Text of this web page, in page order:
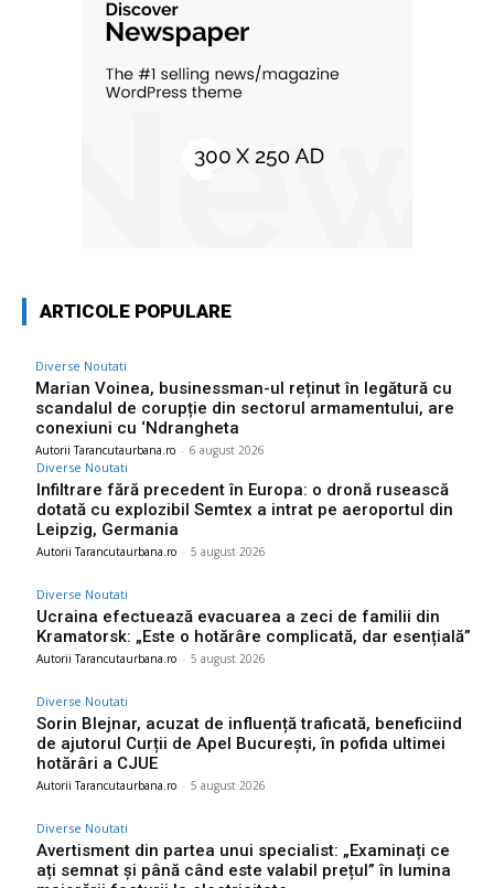
ARTICOLE POPULARE
Diverse Noutati
Marian Voinea, businessman-ul reținut în legătură cu
scandalul de corupție din sectorul armamentului, are
conexiuni cu ‘Ndrangheta
Autorii Tarancutaurbana.ro - 6 august 2026
Diverse Noutati
Infiltrare fără precedent în Europa: o dronă rusească
dotată cu explozibil Semtex a intrat pe aeroportul din
Leipzig, Germania
Autorii Tarancutaurbana.ro - 5 august 2026
Diverse Noutati
Ucraina efectuează evacuarea a zeci de familii din
Kramatorsk: „Este o hotărâre complicată, dar esențială”
Autorii Tarancutaurbana.ro - 5 august 2026
Diverse Noutati
Sorin Blejnar, acuzat de influență traficată, beneficiind
de ajutorul Curții de Apel București, în pofida ultimei
hotărâri a CJUE
Autorii Tarancutaurbana.ro - 5 august 2026
Diverse Noutati
Avertisment din partea unui specialist: „Examinați ce
ați semnat și până când este valabil prețul” în lumina